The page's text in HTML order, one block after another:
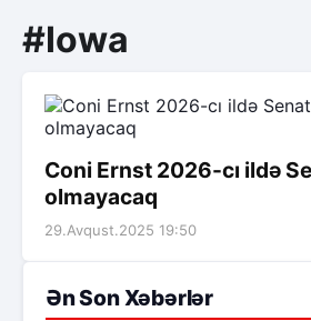
#Iowa
Coni Ernst 2026-cı ildə
olmayacaq
29.Avqust.2025 19:50
Ən Son Xəbərlər